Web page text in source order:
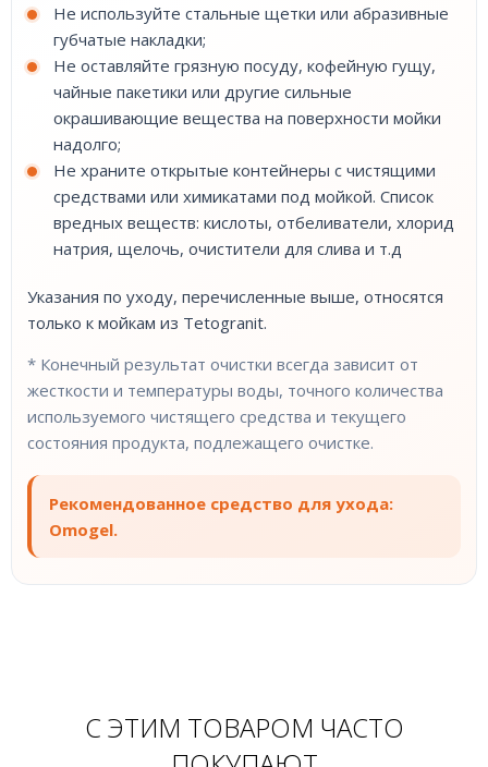
Не используйте стальные щетки или абразивные
губчатые накладки;
Не оставляйте грязную посуду, кофейную гущу,
чайные пакетики или другие сильные
окрашивающие вещества на поверхности мойки
надолго;
Не храните открытые контейнеры с чистящими
средствами или химикатами под мойкой. Список
вредных веществ: кислоты, отбеливатели, хлорид
натрия, щелочь, очистители для слива и т.д
Указания по уходу, перечисленные выше, относятся
только к мойкам из Tetogranit.
* Конечный результат очистки всегда зависит от
жесткости и температуры воды, точного количества
используемого чистящего средства и текущего
состояния продукта, подлежащего очистке.
Рекомендованное средство для ухода:
Omogel.
С ЭТИМ ТОВАРОМ ЧАСТО